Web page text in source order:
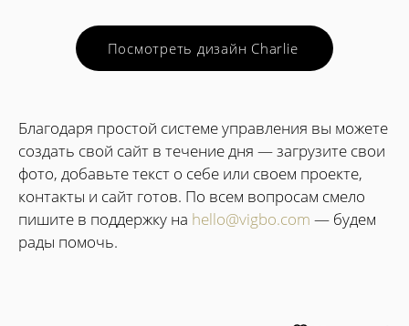
Посмотреть дизайн Charlie
Благодаря простой системе управления вы можете
создать свой сайт в течение дня — загрузите свои
фото, добавьте текст о себе или своем проекте,
контакты и сайт готов. По всем вопросам смело
пишите в поддержку на hello@vigbo.com — будем
рады помочь.